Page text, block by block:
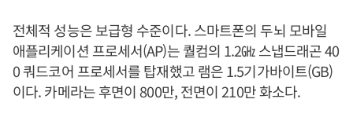
전체적 성능은 보급형 수준이다. 스마트폰의 두뇌 모바일
애플리케이션 프로세서(AP)는 퀄컴의 1.2㎓ 스냅드래곤 40
0 쿼드코어 프로세서를 탑재했고 램은 1.5기가바이트(GB)
이다. 카메라는 후면이 800만, 전면이 210만 화소다.